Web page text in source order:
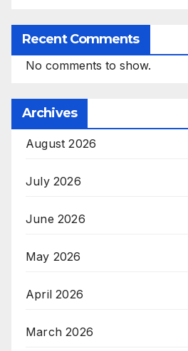
Recent Comments
No comments to show.
Archives
August 2026
July 2026
June 2026
May 2026
April 2026
March 2026